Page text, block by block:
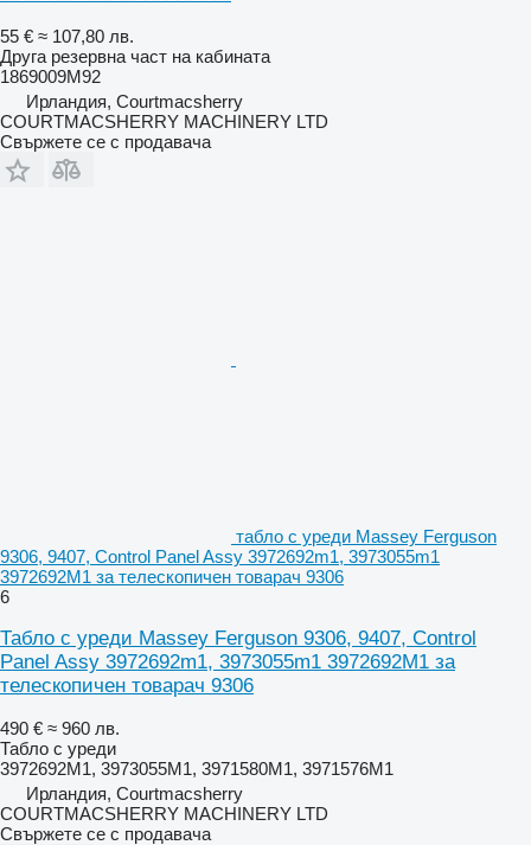
55 € ≈ 107,80 лв.
Друга резервна част на кабината
1869009M92
Ирландия, Courtmacsherry
COURTMACSHERRY MACHINERY LTD
Свържете се с продавача
табло с уреди Massey Ferguson
9306, 9407, Control Panel Assy 3972692m1, 3973055m1
3972692M1 за телескопичен товарач 9306
6
Табло с уреди Massey Ferguson 9306, 9407, Control
Panel Assy 3972692m1, 3973055m1 3972692M1 за
телескопичен товарач 9306
490 € ≈ 960 лв.
Табло с уреди
3972692M1, 3973055M1, 3971580M1, 3971576M1
Ирландия, Courtmacsherry
COURTMACSHERRY MACHINERY LTD
Свържете се с продавача